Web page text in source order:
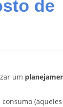
de
um
(aqueles